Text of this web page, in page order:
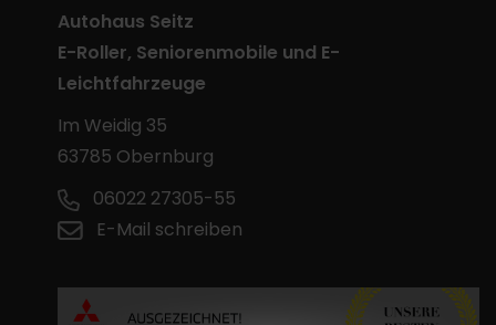
Autohaus Seitz
E-Roller, Seniorenmobile und E-
Leichtfahrzeuge
Im Weidig 35
63785 Obernburg
06022 27305-55
E-Mail schreiben